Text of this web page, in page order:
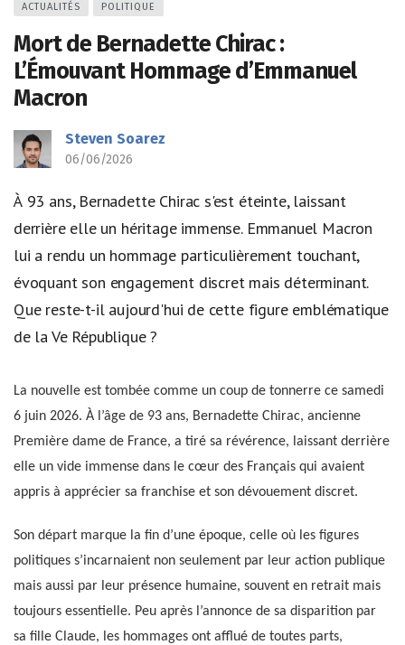
ACTUALITÉS POLITIQUE
Mort de Bernadette Chirac :
L’Émouvant Hommage d’Emmanuel
Macron
Steven Soarez
06/06/2026
À 93 ans, Bernadette Chirac s'est éteinte, laissant
derrière elle un héritage immense. Emmanuel Macron
lui a rendu un hommage particulièrement touchant,
évoquant son engagement discret mais déterminant.
Que reste-t-il aujourd'hui de cette figure emblématique
de la Ve République ?
La nouvelle est tombée comme un coup de tonnerre ce samedi
6 juin 2026. À l’âge de 93 ans, Bernadette Chirac, ancienne
Première dame de France, a tiré sa révérence, laissant derrière
elle un vide immense dans le cœur des Français qui avaient
appris à apprécier sa franchise et son dévouement discret.
Son départ marque la fin d’une époque, celle où les figures
politiques s’incarnaient non seulement par leur action publique
mais aussi par leur présence humaine, souvent en retrait mais
toujours essentielle. Peu après l’annonce de sa disparition par
sa fille Claude, les hommages ont afflué de toutes parts,